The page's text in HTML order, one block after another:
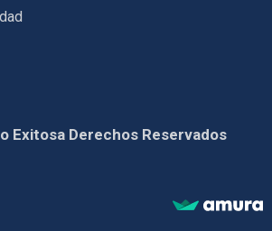
Exitosa Derechos Reservados